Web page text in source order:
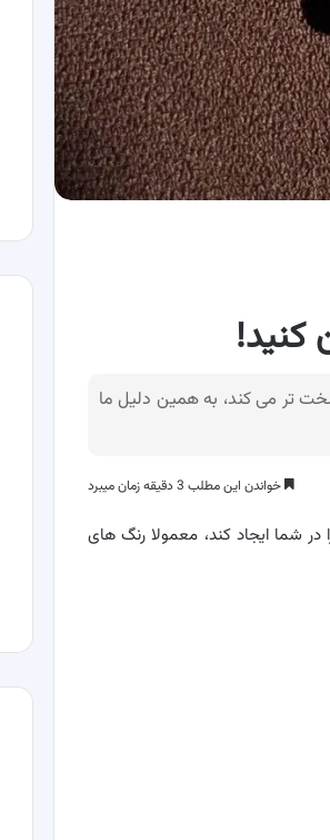
تر می کند، به همین دلیل ما
خواندن این مطلب 3 دقیقه زمان میبرد
شما ایجاد کند، معمولا رنگ های